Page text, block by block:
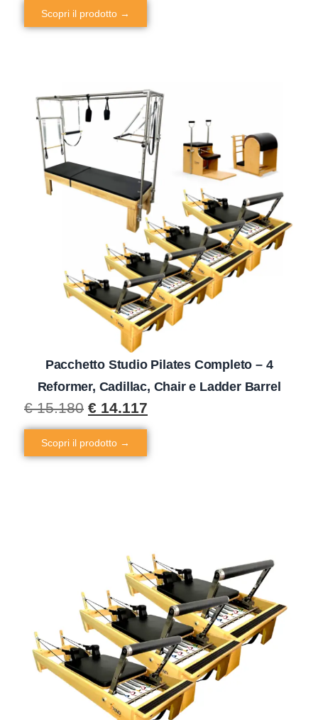
Scopri il prodotto →
Pacchetto Studio Pilates Completo – 4
Reformer, Cadillac, Chair e Ladder Barrel
€15.180 € 14.117
Scopri il prodotto →